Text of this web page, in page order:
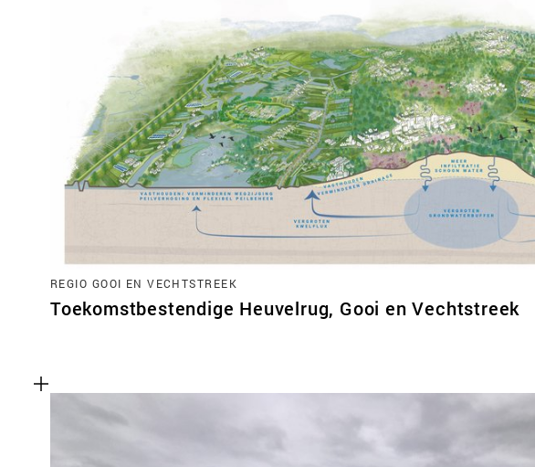
REGIO GOOI EN VECHTSTREEK
Toekomstbestendige Heuvelrug, Gooi en Vechtstreek